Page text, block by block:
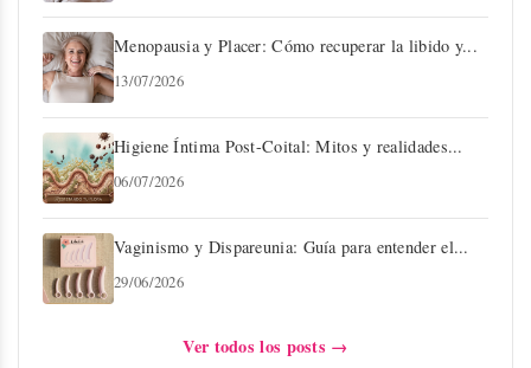
Menopausia y Placer: Cómo recuperar la libido y...
13/07/2026
Higiene Íntima Post-Coital: Mitos y realidades...
06/07/2026
Vaginismo y Dispareunia: Guía para entender el...
29/06/2026
Ver todos los posts →